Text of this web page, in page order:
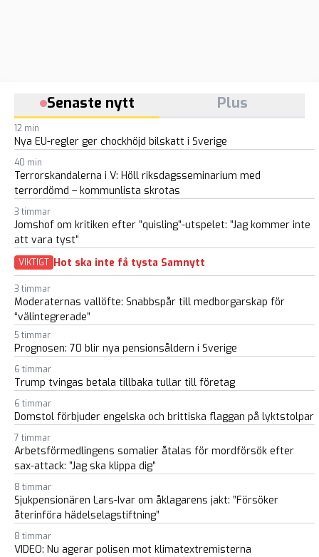
Senaste nytt Plus
12 min
Nya EU-regler ger chockhöjd bilskatt i Sverige
40 min
Terrorskandalerna i V: Höll riksdagsseminarium med
terrordömd – kommunlista skrotas
3 timmar
Jomshof om kritiken efter ”quisling”-utspelet: ”Jag kommer inte
att vara tyst”
VIKTIGT Hot ska inte få tysta Samnytt
3 timmar
Moderaternas vallöfte: Snabbspår till medborgarskap för
“välintegrerade”
5 timmar
Prognosen: 70 blir nya pensionsåldern i Sverige
6 timmar
Trump tvingas betala tillbaka tullar till företag
6 timmar
Domstol förbjuder engelska och brittiska flaggan på lyktstolpar
7 timmar
Arbetsförmedlingens somalier åtalas för mordförsök efter
sax-attack: ”Jag ska klippa dig”
8 timmar
Sjukpensionären Lars-Ivar om åklagarens jakt: ”Försöker
återinföra hädelselagstiftning”
8 timmar
VIDEO: Nu agerar polisen mot klimatextremisterna